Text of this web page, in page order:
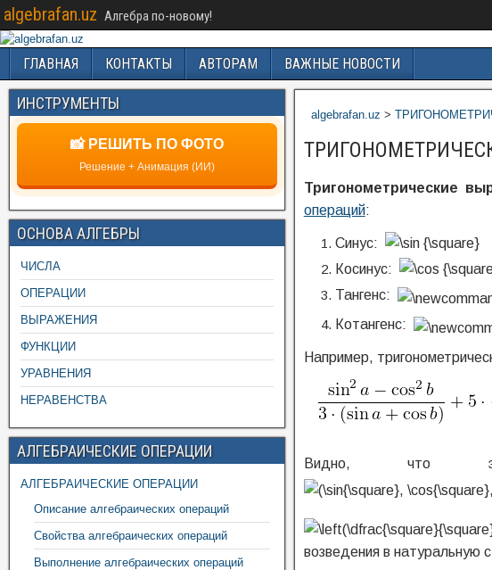
algebrafan.uz Алгебра по-новому!
ГЛАВНАЯ КОНТАКТЫ АВТОРАМ ВАЖНЫЕ НОВОСТИ
algebrafan.uz >
Тригонометрические
операций:
Синус:
Косинус:
Тангенс:
Котангенс:
Например,
Видно, что это
возведения в натуральную
ИНСТРУМЕНТЫ
📸 РЕШИТЬ ПО ФОТО
Решение + Анимация (ИИ)
ОСНОВА АЛГЕБРЫ
ЧИСЛА
ОПЕРАЦИИ
ВЫРАЖЕНИЯ
ФУНКЦИИ
УРАВНЕНИЯ
НЕРАВЕНСТВА
АЛГЕБРАИЧЕСКИЕ ОПЕРАЦИИ
АЛГЕБРАИЧЕСКИЕ ОПЕРАЦИИ
Описание алгебраических операций
Свойства алгебраических операций
Выполнение алгебраических операций